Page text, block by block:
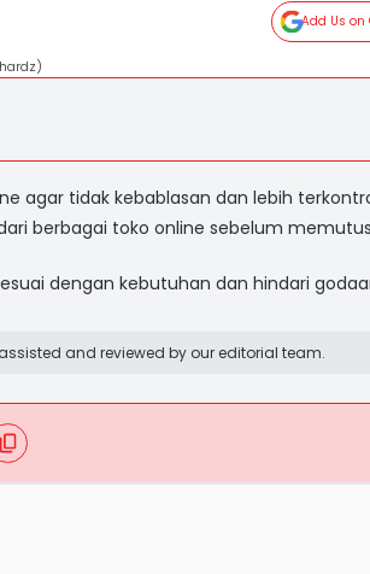
Add Us on
agar tidak kebablasan dan lebih
berbagai toko online sebelum
dengan kebutuhan dan hindari
and reviewed by our editorial team.